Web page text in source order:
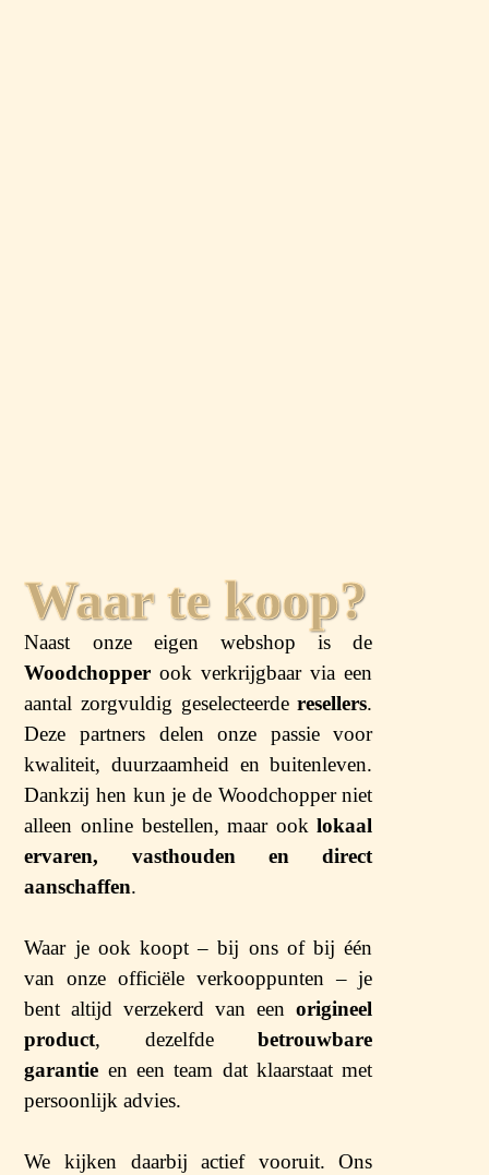
Waar te koop?
Naast onze eigen webshop is de
Woodchopper ook verkrijgbaar via een
aantal zorgvuldig geselecteerderesellers.
Deze partners delen onze passie voor
kwaliteit, duurzaamheid en buitenleven.
Dankzij hen kun je de Woodchopper niet
alleen online bestellen, maar ooklokaal
ervaren, vasthouden en direct
aanschaffen.
Waar je ook koopt – bij ons of bij één
van onze officiële verkooppunten – je
bent altijd verzekerd van eenorigineel
product, dezelfdebetrouwbare
garantie en een team dat klaarstaat met
persoonlijk advies.
We kijken daarbij actief vooruit. Ons